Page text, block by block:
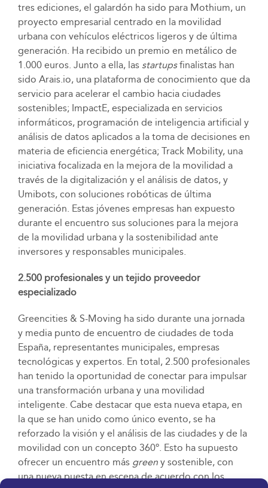
tres ediciones, el galardón ha sido para Mothium, un
proyecto empresarial centrado en la movilidad
urbana con vehículos eléctricos ligeros y de última
generación. Ha recibido un premio en metálico de
1.000 euros. Junto a ella, las startupsfinalistas han
sido Arais.io, una plataforma de conocimiento que da
servicio para acelerar el cambio hacia ciudades
sostenibles; ImpactE, especializada en servicios
informáticos, programación de inteligencia artificial y
análisis de datos aplicados a la toma de decisiones en
materia de eficiencia energética; Track Mobility, una
iniciativa focalizada en la mejora de la movilidad a
través de la digitalización y el análisis de datos, y
Umibots, con soluciones robóticas de última
generación. Estas jóvenes empresas han expuesto
durante el encuentro sus soluciones para la mejora
de la movilidad urbana y la sostenibilidad ante
inversores y responsables municipales.
2.500 profesionales y un tejido proveedor
especializado
Greencities & S-Moving ha sido durante una jornada
y media punto de encuentro de ciudades de toda
España, representantes municipales, empresas
tecnológicas y expertos. En total, 2.500 profesionales
han tenido la oportunidad de conectar para impulsar
una transformación urbana y una movilidad
inteligente. Cabe destacar que esta nueva etapa, en
la que se han unido como único evento, se ha
reforzado la visión y el análisis de las ciudades y de la
movilidad con un concepto 360º. Esto ha supuesto
ofrecer un encuentro más greeny sostenible, con
una nueva puesta en escena de acuerdo con los